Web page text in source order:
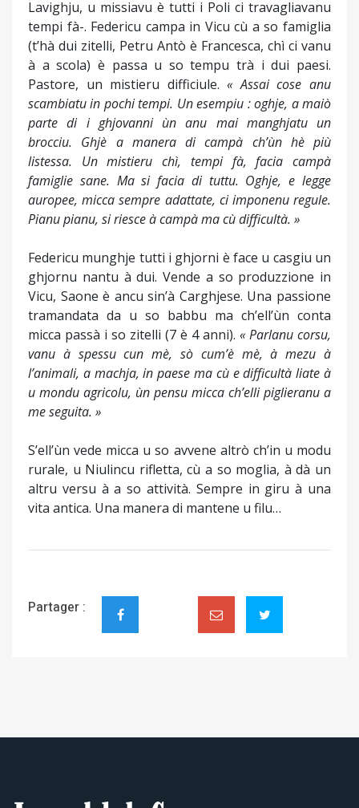
Lavighju, u missiavu è tutti i Poli ci travagliavanu
tempi fà-. Federicu campa in Vicu cù a so famiglia
(t’hà dui zitelli, Petru Antò è Francesca, chì ci vanu
à a scola) è passa u so tempu trà i dui paesi.
Pastore, un mistieru difficiule.« Assai cose anu
scambiatu in pochi tempi. Un esempiu : oghje, a maiò
parte di i ghjovanni ùn anu mai manghjatu un
brocciu. Ghjè a manera di campà ch’ùn hè più
listessa. Un mistieru chì, tempi fà, facia campà
famiglie sane. Ma si facia di tuttu. Oghje, e legge
auropee, micca sempre adattate, ci imponenu regule.
Pianu pianu, si riesce à campà ma cù difficultà. »
Federicu munghje tutti i ghjorni è face u casgiu un
ghjornu nantu à dui. Vende a so produzzione in
Vicu, Saone è ancu sin’à Carghjese. Una passione
tramandata da u so babbu ma ch’ell’ùn conta
micca passà i so zitelli (7 è 4 anni). « Parlanu corsu,
vanu à spessu cun mè, sò cum’è mè, à mezu à
l’animali, a machja, in paese ma cù e difficultà liate à
u mondu agricolu, ùn pensu micca ch’elli piglieranu a
me seguita. »
S’ell’ùn vede micca u so avvene altrò ch’in u modu
rurale, u Niulincu rifletta, cù a so moglia, à dà un
altru versu à a so attività. Sempre in giru à una
vita antica. Una manera di mantene u filu…
Partager :